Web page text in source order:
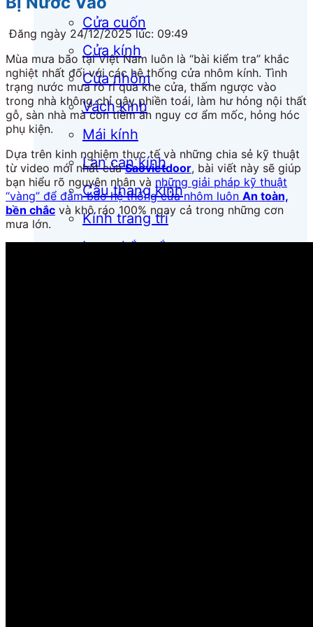
Cửa cuốn
Cửa kính
Cửa nhôm
Vách kính
Mái kính
Lan can kính
Cầu thang kính
Kính trang trí
Lam chắn nắng
Đăng ngày 24/12/2025 lúc: 09:49
Mùa mưa bão tại Việt Nam luôn là “bài kiểm tra” khắc
nghiệt nhất đối với các hệ thống cửa nhôm kính. Tình
trạng nước mưa rò rỉ qua khe cửa, thấm ngược vào
trong nhà không chỉ gây phiền toái, làm hư hỏng nội thất
gỗ, sàn nhà mà còn tiềm ẩn nguy cơ ẩm mốc, hỏng hóc
phụ kiện.
Dựa trên kinh nghiệm thực tế và những chia sẻ kỹ thuật
từ video mới nhất củaSaovietdoor, bài viết này sẽ giúp
bạn hiểu rõ nguyên nhân và những giải pháp kỹ thuật
“vàng” để đảm bảo hệ thống cửa nhôm luôn An toàn,
bền chắc và khô ráo100% ngay cả trong những cơn
mưa lớn.